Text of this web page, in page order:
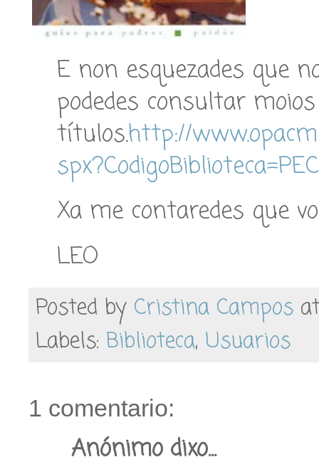
E non esquezades que
podedes consultar
títulos.http://
Xa me contaredes que
LEO
Posted by Cristina Campos
Labels: Biblioteca, Usuarios
1 comentario:
Anónimo dixo...